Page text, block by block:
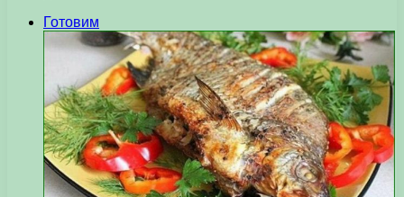
Готовим